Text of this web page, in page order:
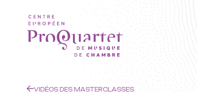
VIDÉOS DES MASTERCLASSES